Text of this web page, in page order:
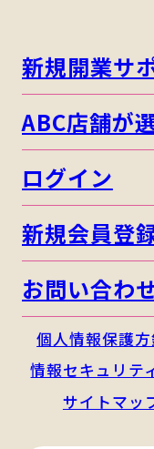
新規開業サ
ABC店舗が
ログイン
新規会員登
お問い合わ
個人情報保護
情報セキュリテ
サイトマッ